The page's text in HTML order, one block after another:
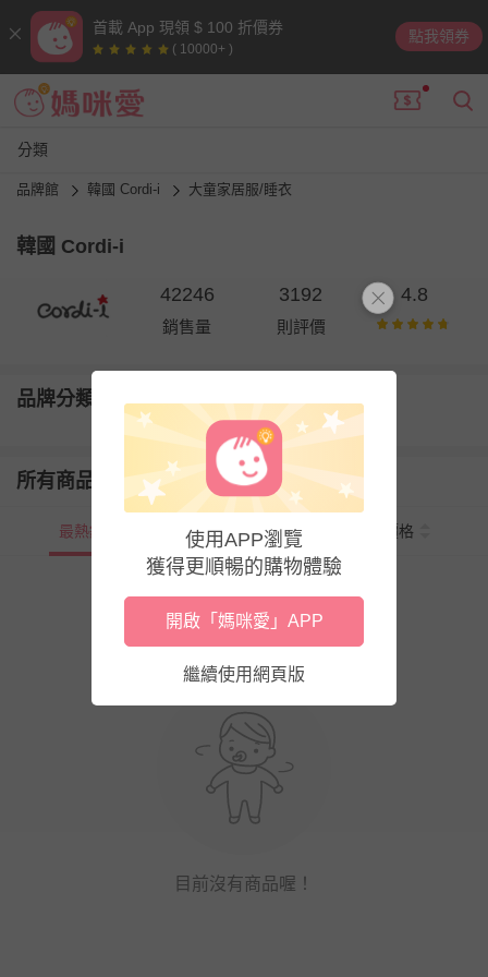
首載 App 現領 $ 100 折價券
( 10000+ )
點我領券
分類
品牌館 韓國 Cordi-i 大童家居服/睡衣
韓國 Cordi-i
42246
銷售量
3192
則評價
4.8
品牌分類
所有商品
最熱銷 新上市 價格
目前沒有商品喔！
使用APP瀏覽
獲得更順暢的購物體驗
開啟「媽咪愛」APP
繼續使用網頁版